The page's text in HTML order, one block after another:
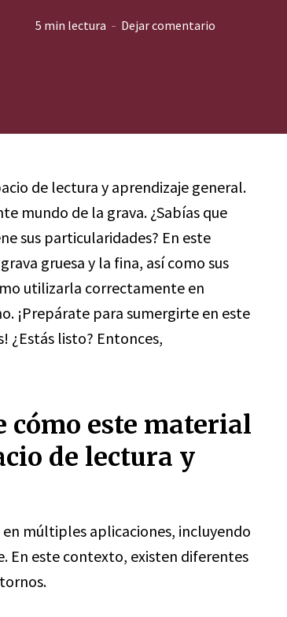
5 min lectura Dejar comentario
de lectura y aprendizaje general.
mundo de la grava. ¿Sabías que
sus particularidades? En este
gruesa y la fina, así como sus
utilizarla correctamente en
¡Prepárate para sumergirte en este
¿Estás listo? Entonces,
cómo este material
de lectura y
múltiples aplicaciones, incluyendo
En este contexto, existen diferentes